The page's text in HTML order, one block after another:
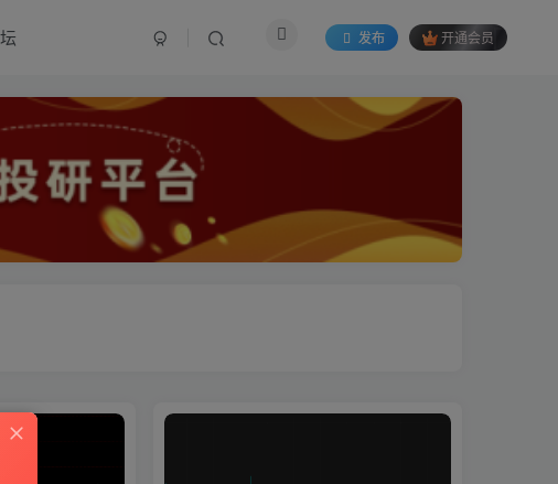
发布 开通会员